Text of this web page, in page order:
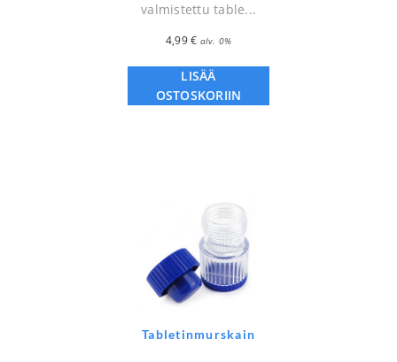
valmistettu table...
4,99€ alv. 0%
LISÄÄ
OSTOSKORIIN
Tabletinmurskain